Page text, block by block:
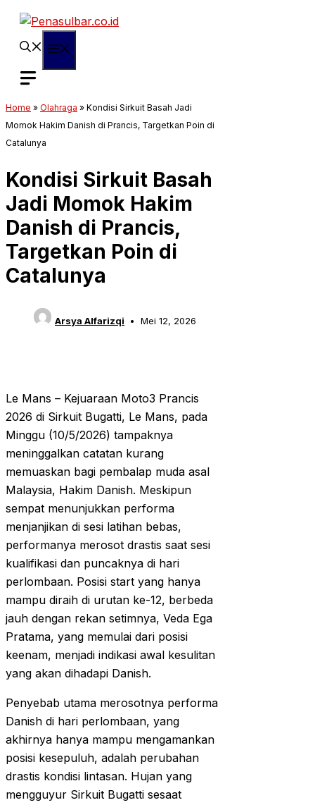
Langsung
Home » Olahraga » Kondisi Sirkuit Basah Jadi
Momok Hakim Danish di Prancis, Targetkan Poin di
Catalunya
Kondisi Sirkuit Basah
Jadi Momok Hakim
Danish di Prancis,
Targetkan Poin di
Catalunya
Arsya Alfarizqi Mei 12, 2026
Le Mans – Kejuaraan Moto3 Prancis
2026 di Sirkuit Bugatti, Le Mans, pada
Minggu (10/5/2026) tampaknya
meninggalkan catatan kurang
memuaskan bagi pembalap muda asal
Malaysia, Hakim Danish. Meskipun
sempat menunjukkan performa
menjanjikan di sesi latihan bebas,
performanya merosot drastis saat sesi
kualifikasi dan puncaknya di hari
perlombaan. Posisi start yang hanya
mampu diraih di urutan ke-12, berbeda
jauh dengan rekan setimnya, Veda Ega
Pratama, yang memulai dari posisi
keenam, menjadi indikasi awal kesulitan
yang akan dihadapi Danish.
Penyebab utama merosotnya performa
Danish di hari perlombaan, yang
akhirnya hanya mampu mengamankan
posisi kesepuluh, adalah perubahan
drastis kondisi lintasan. Hujan yang
mengguyur Sirkuit Bugatti sesaat